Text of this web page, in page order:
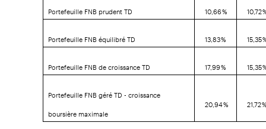
Portefeuille FNB prudent TD 10,66 %
10,72
Portefeuille FNB équilibré TD
13,83 %
15,35
Portefeuille FNB de croissance TD
17,99 %
15,35
Portefeuille FNB géré TD - croissance
boursière maximale
20,94 % 21,72